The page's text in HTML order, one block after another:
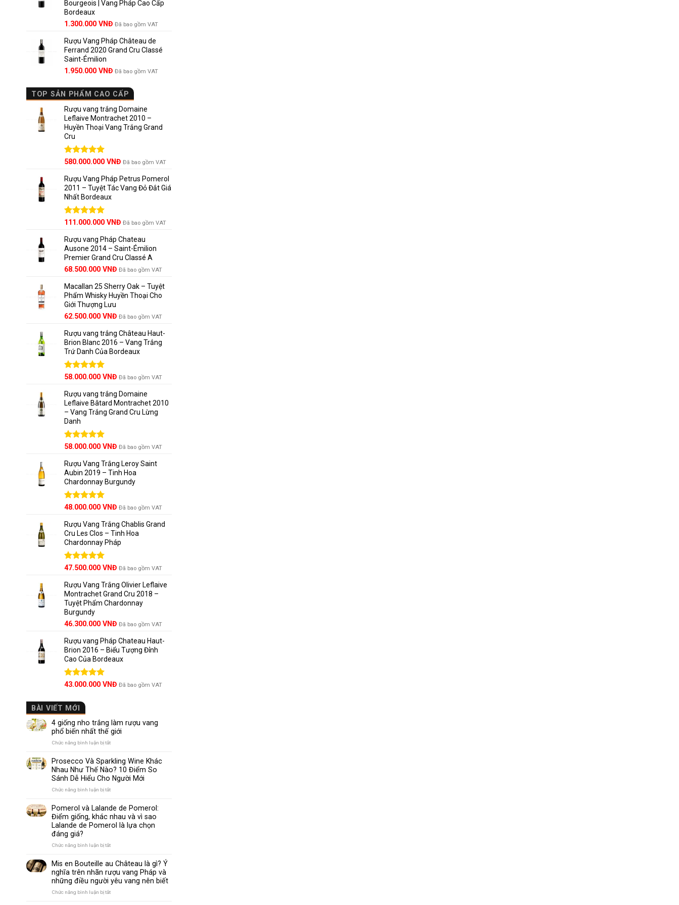
1.800.000 VNĐ.
Bourgeois | Vang Pháp Cao Cấp
Bordeaux
Giá
là:
1.850.000 VNĐ.
1.300.000 VNĐGiá
tại
là:
Đã bao gồm VAT
Rượu Vang Pháp Château de
Ferrand 2020 Grand Cru Classé
Saint-Émilion
Giá
là:
2.800.000 VNĐ.
1.950.000 VNĐGiá
tại
là:
1.950.000 VNĐ.
Đã bao gồm VAT
TOP SẢN PHẨM CAO CẤP
Rượu vang trắng Domaine
Leflaive Montrachet 2010 –
Huyền Thoại Vang Trắng Grand
Cru
Được xếp
5 sao
580.000.000 VNĐ Đã bao gồm VAT
Rượu Vang Pháp Petrus Pomerol
2011 – Tuyệt Tác Vang Đỏ Đắt Giá
Nhất Bordeaux
Được xếp
5 sao
Giá
là:
125.000.000 VNĐ.
111.000.000 VNĐGiá
tại
là:
111.000.000 VNĐ.
Đã bao gồm VAT
Rượu vang Pháp Chateau
Ausone 2014 – Saint-Émilion
Premier Grand Cru Classé A
68.500.000 VNĐ Đã bao gồm VAT
Macallan 25 Sherry Oak – Tuyệt
Phẩm Whisky Huyền Thoại Cho
Giới Thượng Lưu
Giá
là:
65.000.000 VNĐ.
62.500.000 VNĐGiá
tại
là:
62.500.000 VNĐ.
Đã bao gồm VAT
Rượu vang trắng Château Haut-
Brion Blanc 2016 – Vang Trắng
Trứ Danh Của Bordeaux
Được xếp
5 sao
58.000.000 VNĐ Đã bao gồm VAT
Rượu vang trắng Domaine
Leflaive Bâtard Montrachet 2010
– Vang Trắng Grand Cru Lừng
Danh
Được xếp
5 sao
58.000.000 VNĐ Đã bao gồm VAT
Rượu Vang Trắng Leroy Saint
Aubin 2019 – Tinh Hoa
Chardonnay Burgundy
Được xếp
5 sao
48.000.000 VNĐ Đã bao gồm VAT
Rượu Vang Trắng Chablis Grand
Cru Les Clos – Tinh Hoa
Chardonnay Pháp
Được xếp
5 sao
47.500.000 VNĐ Đã bao gồm VAT
Rượu Vang Trắng Olivier Leflaive
Montrachet Grand Cru 2018 –
Tuyệt Phẩm Chardonnay
Burgundy
46.300.000 VNĐ Đã bao gồm VAT
Rượu vang Pháp Chateau Haut-
Brion 2016 – Biểu Tượng Đỉnh
Cao Của Bordeaux
Được xếp
5 sao
43.000.000 VNĐ Đã bao gồm VAT
BÀI VIẾT MỚI
4 giống nho trắng làm rượu vang
phổ biến nhất thế giới
Chức năng bình luận bị tắtở
giống
nho
trắng
làm
biến
nhất
thế
Prosecco Và Sparkling Wine Khác
Nhau Như Thế Nào? 10 Điểm So
Sánh Dễ Hiểu Cho Người Mới
Chức năng bình luận bị tắtở
Và
Sparkling
Wine
Khác
10
Điểm
So
Dễ
Pomerol và Lalande de Pomerol:
Điểm giống, khác nhau và vì sao
Lalande de Pomerol là lựa chọn
đáng giá?
Chức năng bình luận bị tắtở
Lalande
de
Pomerol:
Mis en Bouteille au Château là gì? Ý
nghĩa trên nhãn rượu vang Pháp và
những điều người yêu vang nên biết
Chức năng bình luận bị tắtở